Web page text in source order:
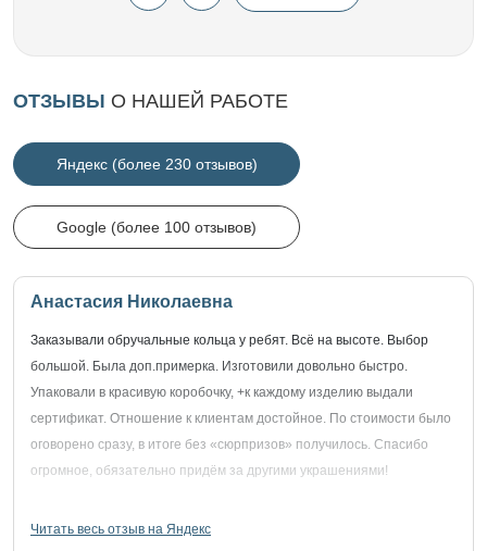
ОТЗЫВЫ О НАШЕЙ РАБОТЕ
Яндекс (более 230 отзывов)
Google (более 100 отзывов)
Анастасия Николаевна
Заказывали обручальные кольца у ребят. Всё на высоте. Выбор
большой. Была доп.примерка. Изготовили довольно быстро.
Упаковали в красивую коробочку, +к каждому изделию выдали
сертификат. Отношение к клиентам достойное. По стоимости было
оговорено сразу, в итоге без «сюрпризов» получилось. Спасибо
огромное, обязательно придём за другими украшениями!
Читать весь отзыв на Яндекс